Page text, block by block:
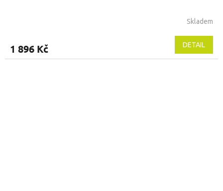
Skladem
1 896 Kč DETAIL